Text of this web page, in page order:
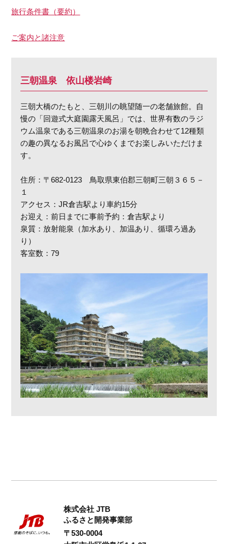
旅行条件書（要約）
ご案内と諸注意
三朝温泉 依山楼岩崎
三朝大橋のたもと、三朝川の眺望随一の老舗旅館。自
慢の「回遊式大庭園露天風呂」では、世界有数のラジ
ウム温泉である三朝温泉のお湯を朝晩合わせて12種類
の趣の異なるお風呂で心ゆくまでお楽しみいただけま
す。
住所：〒682-0123 鳥取県東伯郡三朝町三朝３６５－
１
アクセス：JR倉吉駅より車約15分
お迎え：前日までに事前予約：倉吉駅より
泉質：放射能泉（加水あり、加温あり、循環ろ過あ
り）
客室数：79
株式会社 JTB
ふるさと開発事業部
〒530-0004